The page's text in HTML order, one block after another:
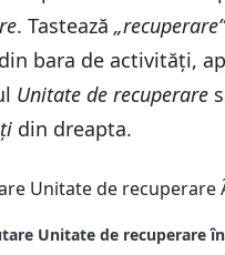
. Tastează „recuperare”
bara de activități,
Unitate de recuperare
din dreapta.